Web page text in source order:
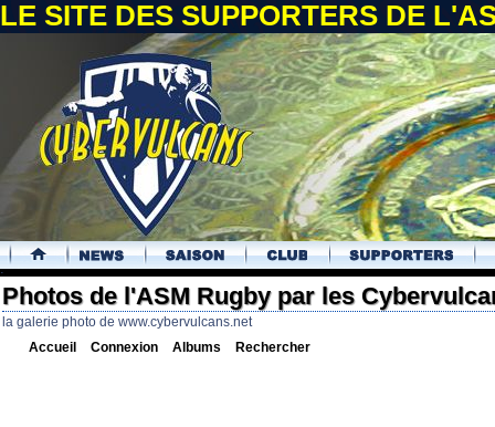
LE SITE DES SUPPORTERS DE
.
Photos de l'ASM Rugby par les
la galerie photo de www.cybervulcans.net
Accueil Connexion Albums Rechercher